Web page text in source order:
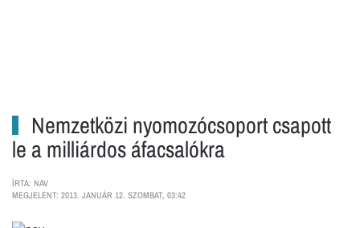
Nemzetközi nyomozócsoport csapott
le a milliárdos áfacsalókra
ÍRTA: NAV
MEGJELENT: 2013. JANUÁR 12. SZOMBAT, 03:42